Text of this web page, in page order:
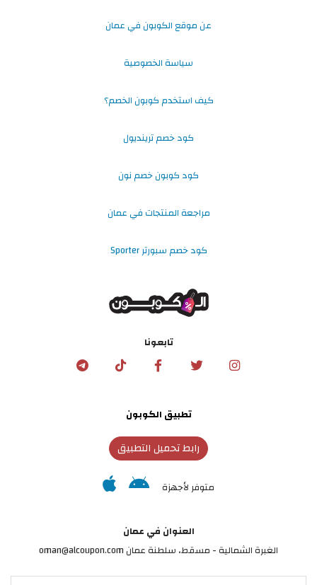
عن موقع الكوبون في عمان
سياسة الخصوصية
كيف استخدم كوبون الخصم؟
كود خصم ترينديول
كود كوبون خصم نون
مراجعة المنتجات في عمان
كود خصم سبورتر Sporter
تابعونا
تطبيق الكوبون
رابط تحميل التطبيق
متوفر لأجهزة
العنوان في عمان
الغبرة الشمالية - مسقط، سلطنة عمان oman@alcoupon.com